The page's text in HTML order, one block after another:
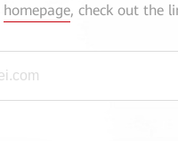
homepage, check out the